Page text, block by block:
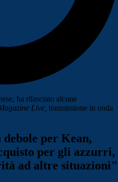
ha rilasciato alcune
Live, trasmissione in onda
per Kean,
per gli azzurri,
ad altre situazioni"